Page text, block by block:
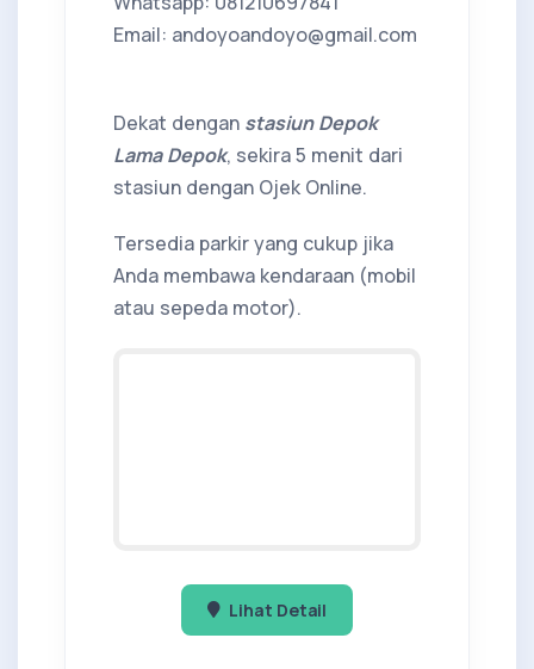
Email: andoyoandoyo@gmail.com
Dekat dengan stasiun Depok
Lama Depok, sekira 5 menit dari
stasiun dengan Ojek Online.
Tersedia parkir yang cukup jika
Anda membawa kendaraan (mobil
atau sepeda motor).
Lihat Detail